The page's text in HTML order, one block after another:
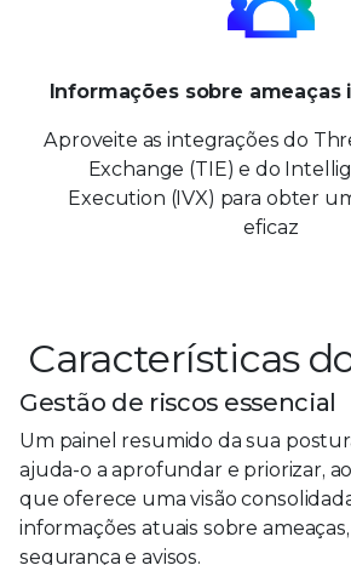
Informações sobre ameaças
Aproveite as integrações do
Exchange (TIE) e do
Execution (IVX) para obter
eficaz
Características
Gestão de riscos essencial
Um painel resumido da sua
ajuda-o a aprofundar e priorizar,
que oferece uma visão
informações atuais sobre
segurança e avisos.